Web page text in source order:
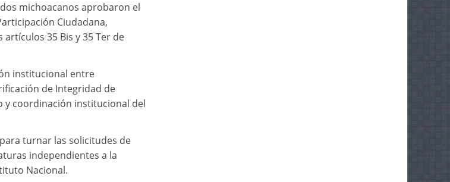
michoacanos aprobaron el
Ciudadana,
35 Bis y 35 Ter de
institucional entre
de Integridad de
y coordinación institucional del
turnar las solicitudes de
independientes a la
Nacional.